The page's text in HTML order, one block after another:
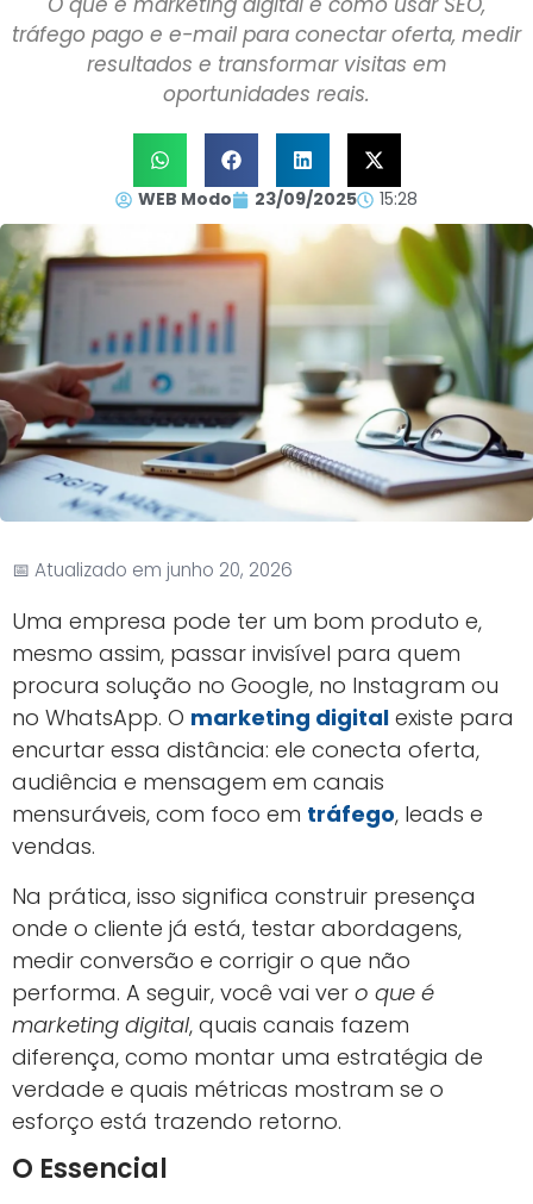
tráfego pago e e-mail para conectar oferta, medir
resultados e transformar visitas em
oportunidades reais.
WEB Modo 23/09/2025 15:28
📅 Atualizado em junho 20, 2026
Uma empresa pode ter um bom produto e,
mesmo assim, passar invisível para quem
procura solução no Google, no Instagram ou
no WhatsApp. O marketing digital existe para
encurtar essa distância: ele conecta oferta,
audiência e mensagem em canais
mensuráveis, com foco em tráfego, leads e
vendas.
Na prática, isso significa construir presença
onde o cliente já está, testar abordagens,
medir conversão e corrigir o que não
performa. A seguir, você vai ver o que é
marketing digital, quais canais fazem
diferença, como montar uma estratégia de
verdade e quais métricas mostram se o
esforço está trazendo retorno.
O Essencial